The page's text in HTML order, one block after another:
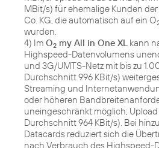
MBit/s) für ehemalige Kunden
Co. KG, die automatisch auf ein O
wurden.
4) Im O2 my All in One XL kann
Highspeed-Datenvolumens
und 3G/UMTS-Netz mit bis zu
Durchschnitt 996 KBit/s)
Streaming und
oder höheren
uneingeschränkt möglich; Upload
Durchschnitt 964 KBit/s). Bei
Datacards reduziert sich die
nach Verbrauch des Highspeed-